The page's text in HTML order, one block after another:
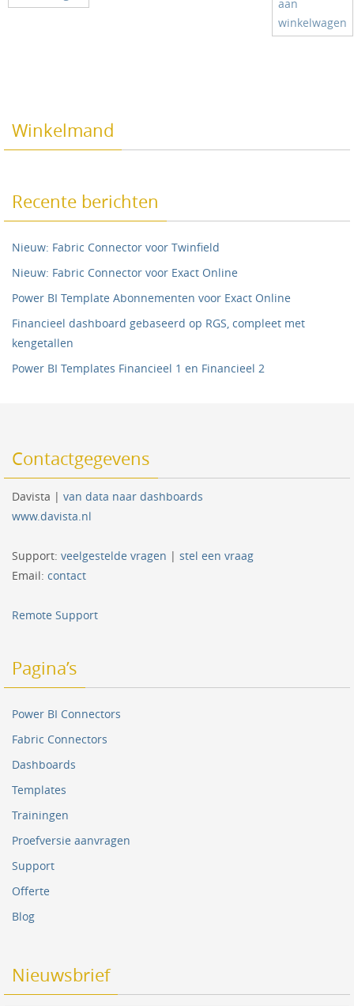
aan
winkelwagen
Winkelmand
Recente berichten
Nieuw: Fabric Connector voor Twinfield
Nieuw: Fabric Connector voor Exact Online
Power BI Template Abonnementen voor Exact Online
Financieel dashboard gebaseerd op RGS, compleet met
kengetallen
Power BI Templates Financieel 1 en Financieel 2
Contactgegevens
Davista | van data naar dashboards
www.davista.nl
Support: veelgestelde vragen | stel een vraag
Email: contact
Remote Support
Pagina’s
Power BI Connectors
Fabric Connectors
Dashboards
Templates
Trainingen
Proefversie aanvragen
Support
Offerte
Blog
Nieuwsbrief